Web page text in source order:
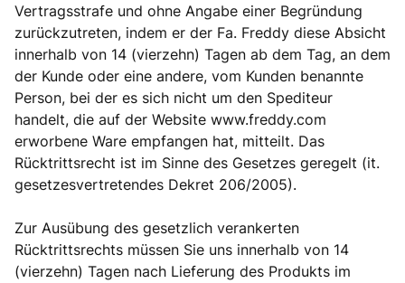
Vertragsstrafe und ohne Angabe einer Begründung
zurückzutreten, indem er der Fa. Freddy diese Absicht
innerhalb von 14 (vierzehn) Tagen ab dem Tag, an dem
der Kunde oder eine andere, vom Kunden benannte
Person, bei der es sich nicht um den Spediteur
handelt, die auf der Website www.freddy.com
erworbene Ware empfangen hat, mitteilt. Das
Rücktrittsrecht ist im Sinne des Gesetzes geregelt (it.
gesetzesvertretendes Dekret 206/2005).
Zur Ausübung des gesetzlich verankerten
Rücktrittsrechts müssen Sie uns innerhalb von 14
(vierzehn) Tagen nach Lieferung des Produkts im